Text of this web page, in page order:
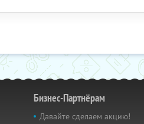
Бизнес-Партнёрам
Давайте сделаем акцию!